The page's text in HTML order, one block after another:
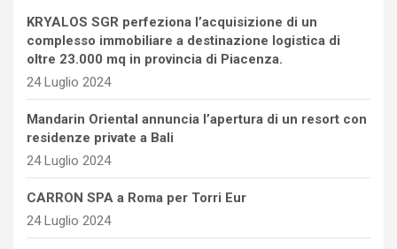
KRYALOS SGR perfeziona l’acquisizione di un
complesso immobiliare a destinazione logistica di
oltre 23.000 mq in provincia di Piacenza.
24 Luglio 2024
Mandarin Oriental annuncia l’apertura di un resort con
residenze private a Bali
24 Luglio 2024
CARRON SPA a Roma per Torri Eur
24 Luglio 2024